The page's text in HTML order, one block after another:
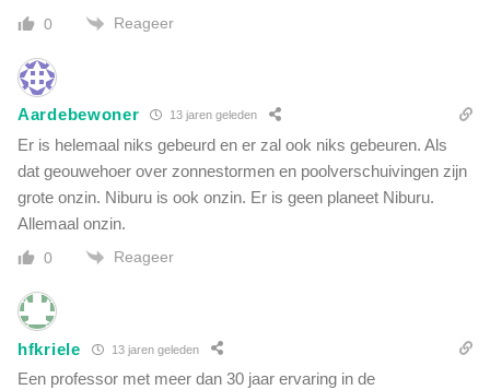
0 Reageer
Aardebewoner 13 jaren geleden
Er is helemaal niks gebeurd en er zal ook niks gebeuren. Als
dat geouwehoer over zonnestormen en poolverschuivingen zijn
grote onzin. Niburu is ook onzin. Er is geen planeet Niburu.
Allemaal onzin.
0 Reageer
hfkriele 13 jaren geleden
Een professor met meer dan 30 jaar ervaring in de